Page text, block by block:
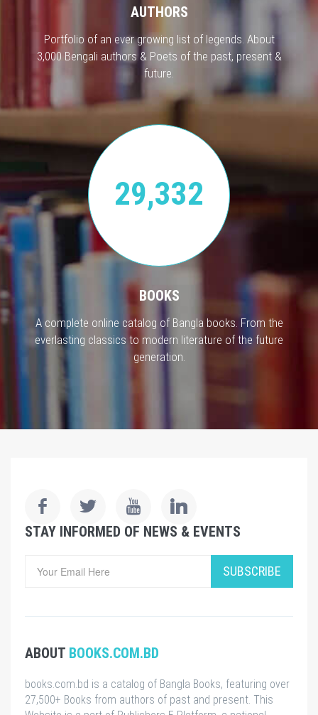
AUTHORS
Portfolio of an ever growing list of legends. About
3,000 Bengali authors & Poets of the past, present &
future.
29,332
BOOKS
A complete online catalog of Bangla books. From the
everlasting classics to modern literature of the future
generation.
STAY INFORMED OF NEWS & EVENTS
SUBSCRIBE
ABOUT BOOKS.COM.BD
books.com.bd is a catalog of Bangla Books, featuring over
27,500+ Books from authors of past and present. This